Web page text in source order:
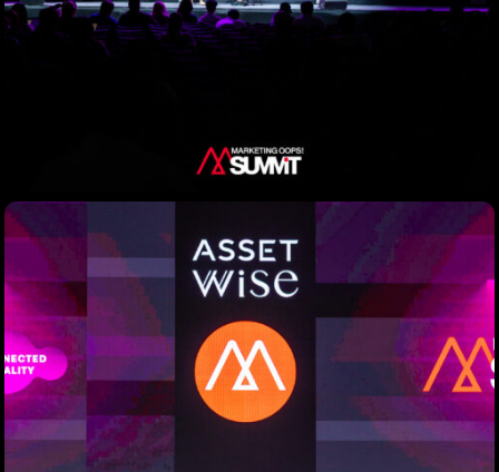
Topics
Business Engineering Growth Platform